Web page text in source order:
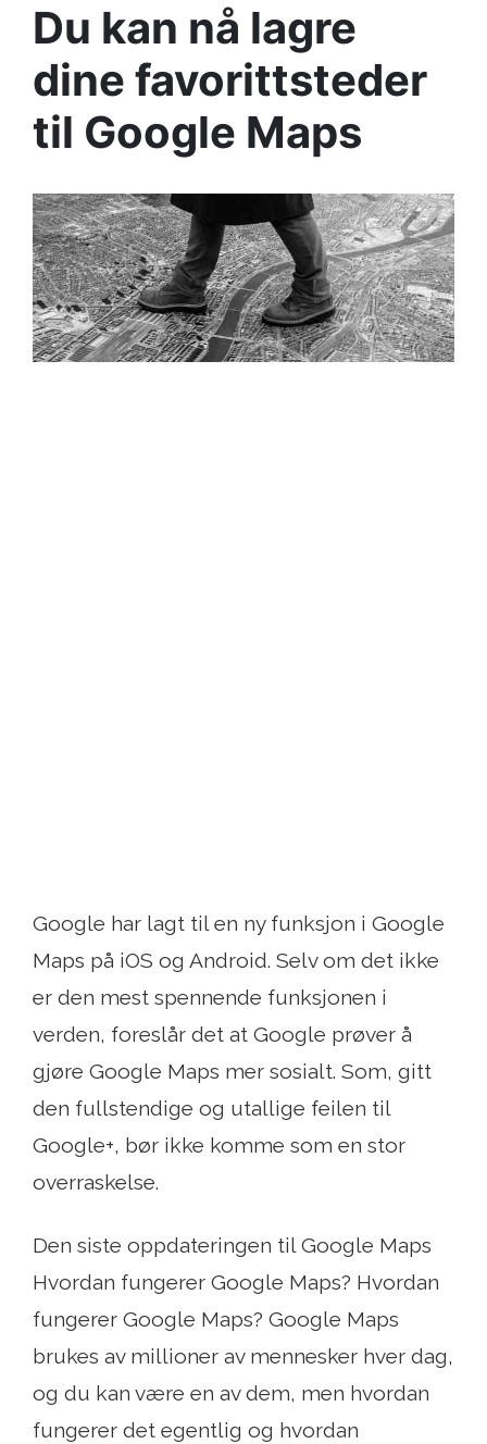
Du kan nå lagre
dine favorittsteder
til Google Maps
Google har lagt til en ny funksjon i Google
Maps på iOS og Android. Selv om det ikke
er den mest spennende funksjonen i
verden, foreslår det at Google prøver å
gjøre Google Maps mer sosialt. Som, gitt
den fullstendige og utallige feilen til
Google+, bør ikke komme som en stor
overraskelse.
Den siste oppdateringen til Google Maps
Hvordan fungerer Google Maps? Hvordan
fungerer Google Maps? Google Maps
brukes av millioner av mennesker hver dag,
og du kan være en av dem, men hvordan
fungerer det egentlig og hvordan